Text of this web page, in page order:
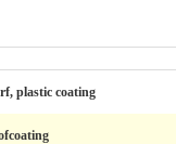
plastic coating